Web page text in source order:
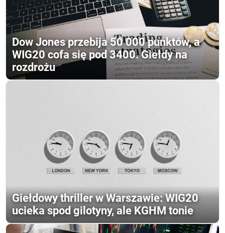
Dow Jones przebija 50 000 punktów, a
WIG20 cofa się pod 3400. Giełdy na
rozdrożu
Giełdowy thriller w Warszawie: WIG20
ucieka spod gilotyny, ale KGHM tonie